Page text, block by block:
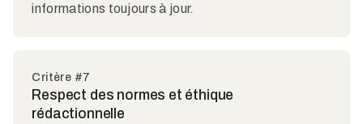
informations toujours à jour.
Critère #7
Respect des normes et éthique
rédactionnelle